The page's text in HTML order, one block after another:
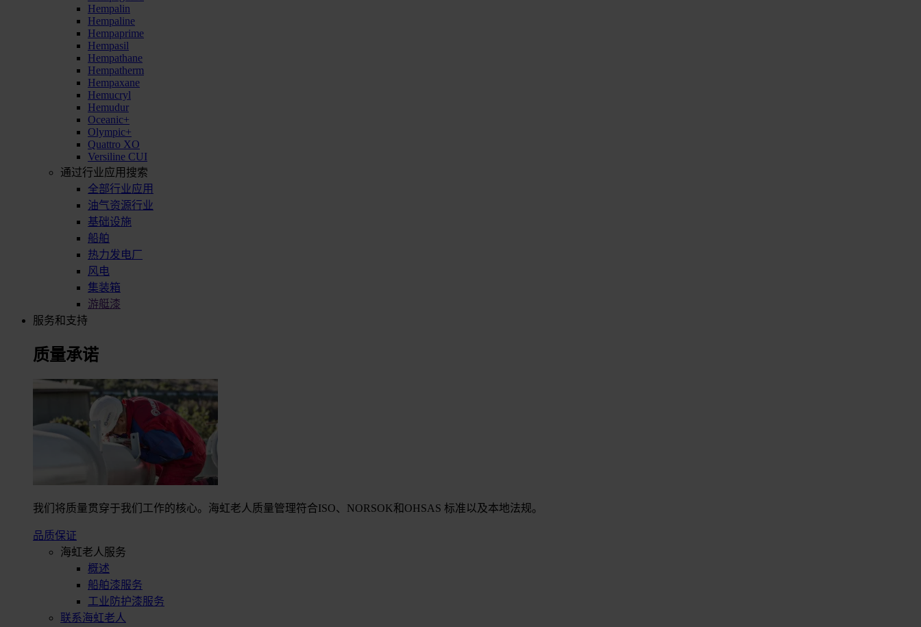
Hempalin
Hempaline
Hempaprime
Hempasil
Hempathane
Hempatherm
Hempaxane
Hemucryl
Hemudur
Oceanic+
Olympic+
Quattro XO
Versiline CUI
通过行业应用搜索
全部行业应用
油气资源行业
基础设施
船舶
热力发电厂
风电
集装箱
游艇漆
服务和支持
质量承诺
我们将质量贯穿于我们工作的核心。海虹老人质量管理符合ISO、NORSOK和OHSAS 标准以及本地法规。
品质保证
海虹老人服务
概述
船舶漆服务
工业防护漆服务
联系海虹老人